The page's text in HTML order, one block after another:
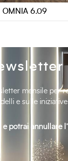
OMNIA 6.09
mensile per
e sulle
e potrai annullare